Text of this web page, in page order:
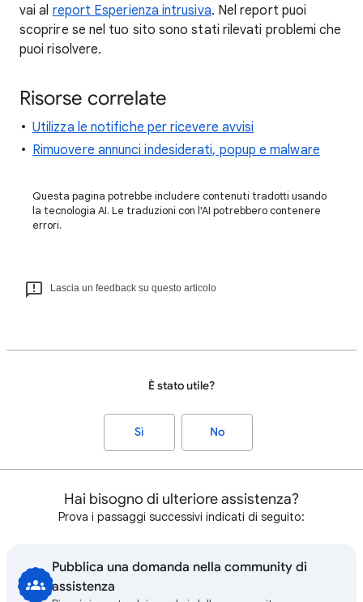
vai al report Esperienza intrusiva. Nel report puoi
scoprire se nel tuo sito sono stati rilevati problemi che
puoi risolvere.
Risorse correlate
Utilizza le notifiche per ricevere avvisi
Rimuovere annunci indesiderati, popup e malware
Questa pagina potrebbe includere contenuti tradotti usando
la tecnologia AI. Le traduzioni con l'AI potrebbero contenere
errori.
Lascia un feedback su questo articolo
È stato utile?
Sì No
Hai bisogno di ulteriore assistenza?
Prova i passaggi successivi indicati di seguito:
Pubblica una domanda nella community di
assistenza